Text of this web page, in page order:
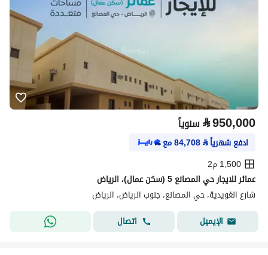
⃁950,000 سنوياً
ادفع شهرياً⃁
84,708مع
1,500 م2
عمائر للايجار حي المصانع 5 (سكن عمال)، الرياض
شارع الغويدية، حي المصانع، جنوب الرياض، الرياض
الإيميل
اتصال